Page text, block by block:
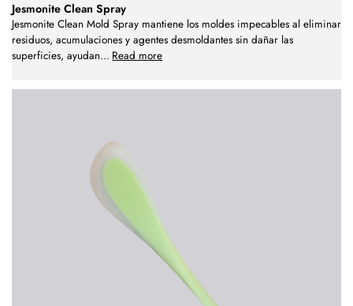
Jesmonite Clean Spray
Jesmonite Clean Mold Spray mantiene los moldes impecables al eliminar
residuos, acumulaciones y agentes desmoldantes sin dañar las
superficies, ayudan... Read more